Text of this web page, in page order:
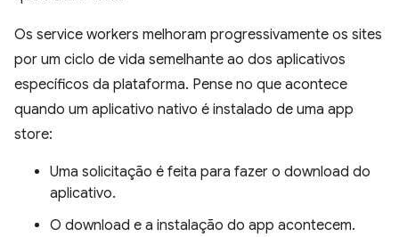
Os service workers melhoram progressivamente os sites
por um ciclo de vida semelhante ao dos aplicativos
específicos da plataforma. Pense no que acontece
quando um aplicativo nativo é instalado de uma app
store:
Uma solicitação é feita para fazer o download do
aplicativo.
O download e a instalação do app acontecem.